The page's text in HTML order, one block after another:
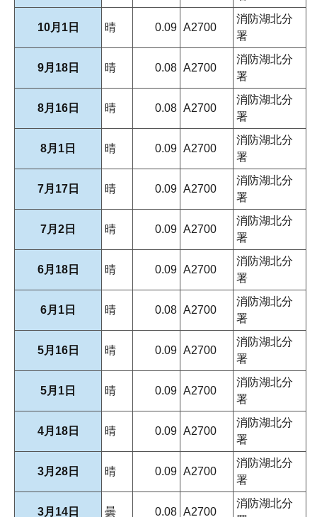
10月1日 晴 0.09 A2700
消防湖北分
署
9月18日 晴 0.08 A2700
消防湖北分
署
8月16日 晴 0.08 A2700
消防湖北分
署
8月1日 晴 0.09 A2700
消防湖北分
署
7月17日 晴 0.09 A2700
消防湖北分
署
7月2日 晴 0.09 A2700
消防湖北分
署
6月18日 晴 0.09 A2700
消防湖北分
署
6月1日 晴 0.08 A2700
消防湖北分
署
5月16日 晴 0.09 A2700
消防湖北分
署
5月1日 晴 0.09 A2700
消防湖北分
署
4月18日 晴 0.09 A2700
消防湖北分
署
3月28日 晴 0.09 A2700
消防湖北分
署
3月14日 曇 0.08 A2700
消防湖北分